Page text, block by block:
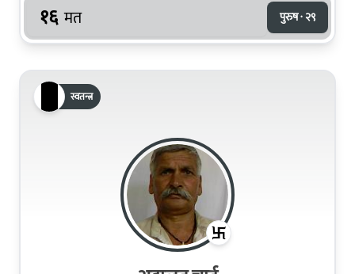
१६ मत पुरुष · २९
स्वतन्त्र